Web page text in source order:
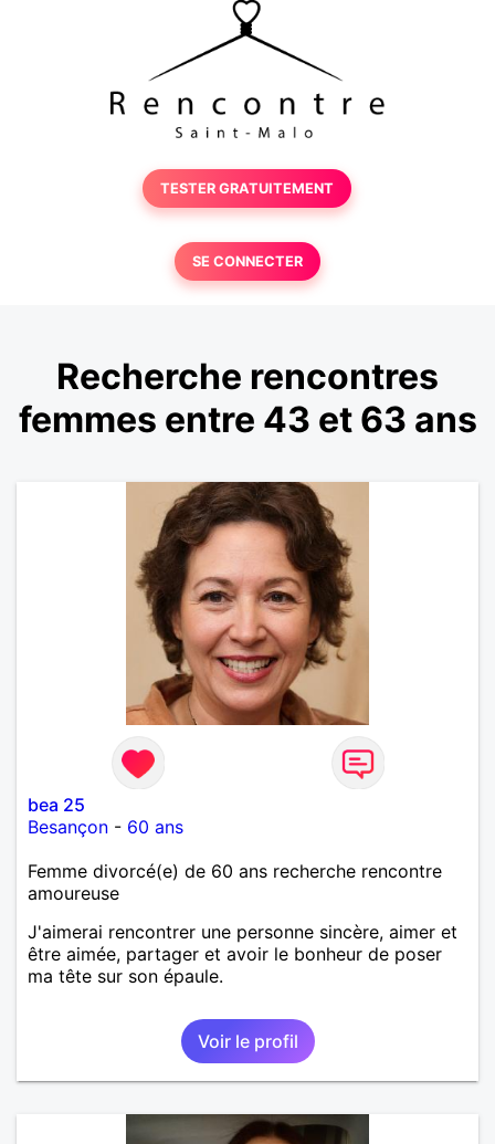
TESTER GRATUITEMENT
SE CONNECTER
Recherche rencontres
femmes entre 43 et 63 ans
bea 25
Besançon - 60 ans
Femme divorcé(e) de 60 ans recherche rencontre
amoureuse
J'aimerai rencontrer une personne sincère, aimer et
être aimée, partager et avoir le bonheur de poser
ma tête sur son épaule.
Voir le profil